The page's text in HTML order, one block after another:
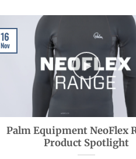
Palm Equipment NeoFlex
Product Spotlight
16
Nov